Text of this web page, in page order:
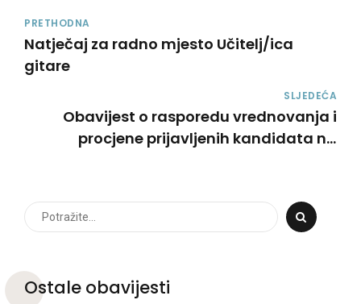
PRETHODNA
Natječaj za radno mjesto Učitelj/ica
gitare
SLJEDEĆA
Obavijest o rasporedu vrednovanja i
procjene prijavljenih kandidata na
Ostale obavijesti